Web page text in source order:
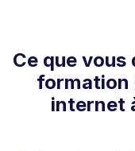
Ce que
formation
internet